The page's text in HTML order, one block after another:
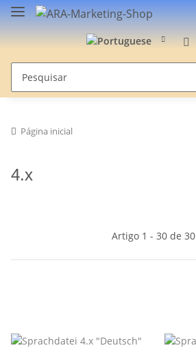
Página inicial
4.x
Artigo 1 - 30 de 30